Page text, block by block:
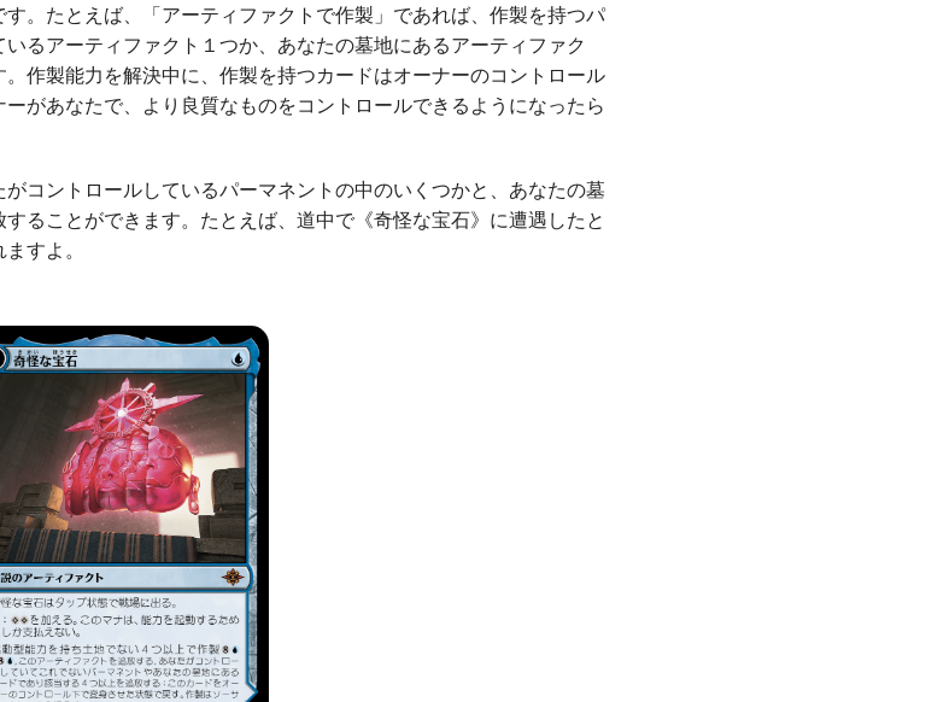
。たとえば、「アーティファクトで作製」であれば、作製を持つパ
るアーティファクト１つか、あなたの墓地にあるアーティファク
作製能力を解決中に、作製を持つカードはオーナーのコントロール
があなたで、より良質なものをコントロールできるようになったら
コントロールしているパーマネントの中のいくつかと、あなたの墓
ることができます。たとえば、道中で《奇怪な宝石》に遭遇したと
すよ。